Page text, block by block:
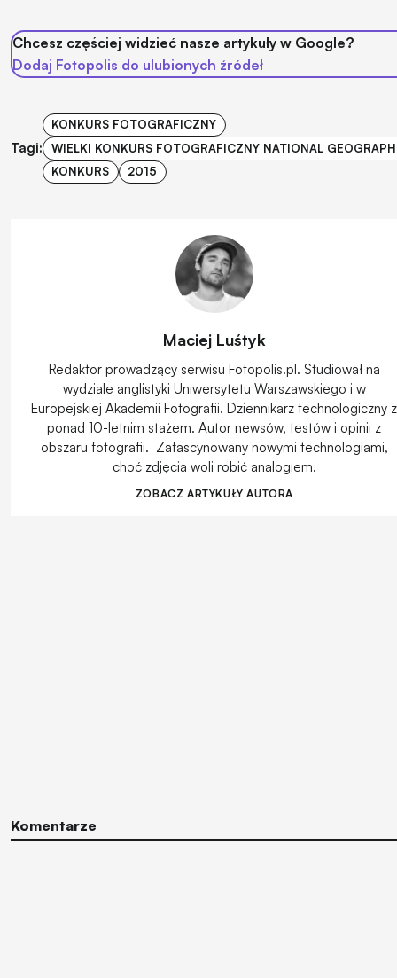
Chcesz częściej widzieć nasze artykuły w Google?
Dodaj Fotopolis do ulubionych źródeł
Tagi:
KONKURS FOTOGRAFICZNY
WIELKI KONKURS FOTOGRAFICZNY NATIONAL
KONKURS
2015
Maciej Luśtyk
Redaktor prowadzący serwisu Fotopolis.pl. Studiował na
wydziale anglistyki Uniwersytetu Warszawskiego i w
Europejskiej Akademii Fotografii. Dziennikarz technologiczny z
ponad 10-letnim stażem. Autor newsów, testów i opinii z
obszaru fotografii. Zafascynowany nowymi technologiami,
choć zdjęcia woli robić analogiem.
ZOBACZ ARTYKUŁY AUTORA
Komentarze